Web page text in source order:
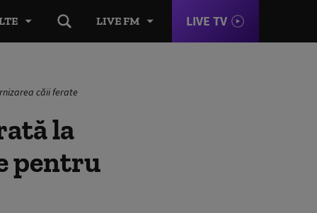
LIVE FM LIVE TV
căii ferate
la
pentru